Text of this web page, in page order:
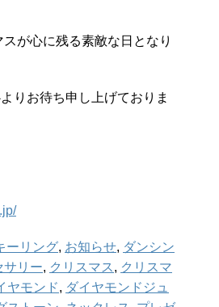
が心に残る素敵な日となり
りお待ち申し上げておりま
ーリング, お知らせ, ダンシン
サリー, クリスマス , クリスマ
ヤモンド, ダイヤモンドジュ